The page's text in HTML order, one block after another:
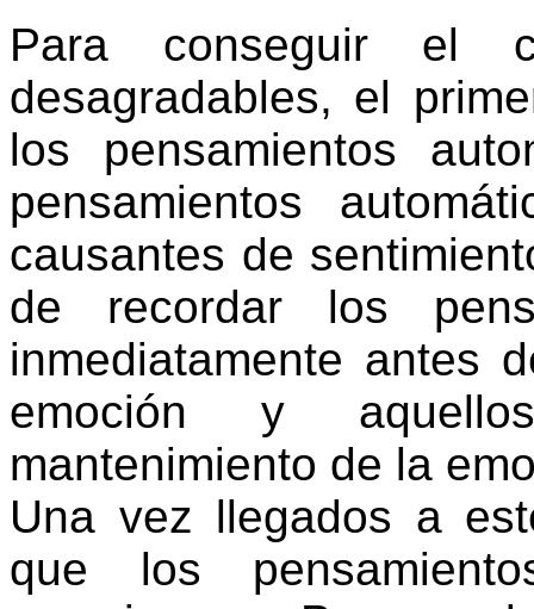
Para conseguir el
desagradables, el
los pensamientos
pensamientos
causantes de
de recordar los
inmediatamente antes
emoción y
mantenimiento de la
Una vez llegados a
que los